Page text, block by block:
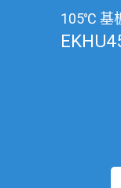
105℃ 基